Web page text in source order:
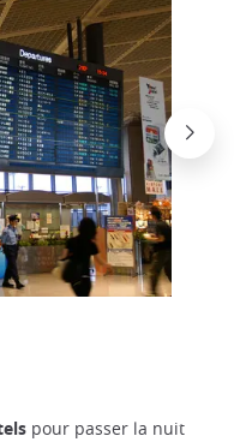
pour passer la nuit